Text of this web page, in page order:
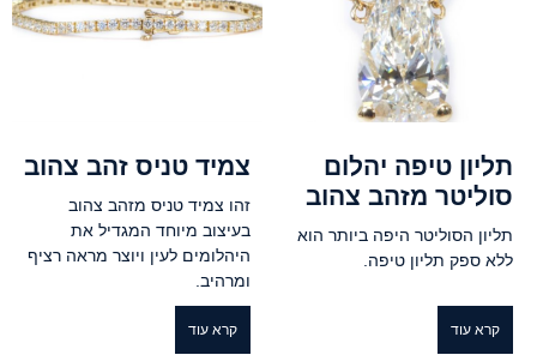
תליון טיפה יהלום
סוליטר מזהב צהוב
תליון הסוליטר היפה ביותר הוא
ללא ספק תליון טיפה.
קרא עוד
צמיד טניס זהב צהוב
זהו צמיד טניס מזהב צהוב
בעיצוב מיוחד המגדיל את
היהלומים לעין ויוצר מראה רציף
ומרהיב.
קרא עוד